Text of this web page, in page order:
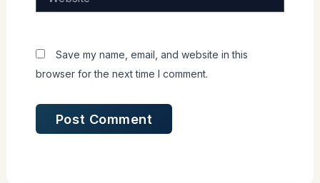
Save my name, email, and website in this
browser for the next time I comment.